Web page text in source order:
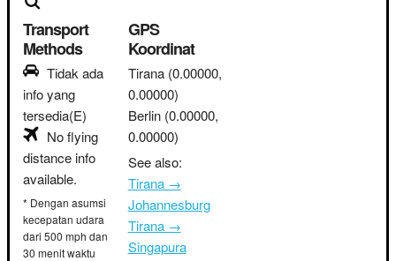
Transport
Methods
Tidak ada
info yang
tersedia(E)
No flying
distance info
available.
* Dengan asumsi
kecepatan udara
dari 500 mph dan
30 menit waktu
GPS
Koordinat
Tirana (0.00000,
0.00000)
Berlin (0.00000,
0.00000)
See also:
Tirana →
Johannesburg
Tirana →
Singapura